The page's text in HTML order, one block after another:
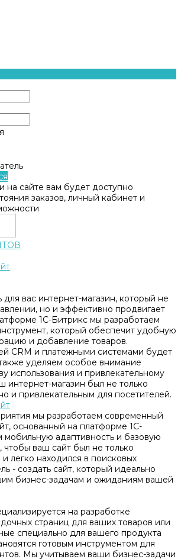
на сайте вам будет доступно
заказов, личный кабинет и
вас интернет-магазин, который не
но и эффективно продвигает
1С-Битрикс мы разработаем
который обеспечит удобную
и добавление товаров.
CRM и платежными системами будет
уделяем особое внимание
использования и привлекательному
интернет-магазин был не только
и привлекательным для посетителей.
мы разработаем современный
основанный на платформе 1С-
адаптивность и базовую
чтобы ваш сайт был не только
легко находился в поисковых
- создать сайт, который идеально
бизнес-задачам и ожиданиям вашей
на разработке
страниц для ваших товаров или
специально для вашего продукта
готовым инструментом для
Мы учитываем ваши бизнес-задачи